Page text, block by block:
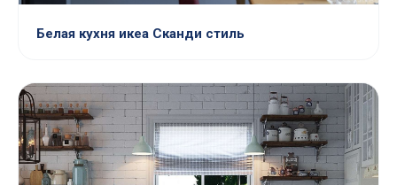
Белая кухня икеа Сканди стиль